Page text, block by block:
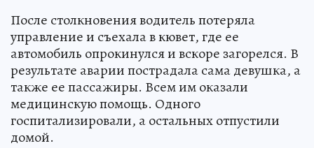
После столкновения водитель потеряла
управление и съехала в кювет, где ее
автомобиль опрокинулся и вскоре загорелся. В
результате аварии пострадала сама девушка, а
также ее пассажиры. Всем им оказали
медицинскую помощь. Одного
госпитализировали, а остальных отпустили
домой.